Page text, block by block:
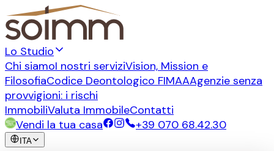
Lo Studio
Chi siamoI nostri serviziVision, Mission e
FilosofiaCodice Deontologico FIMAAAgenzie senza
provvigioni: i rischi
ImmobiliValuta ImmobileContatti
Vendi la tua casa
+39 070 68.42.30
ITA